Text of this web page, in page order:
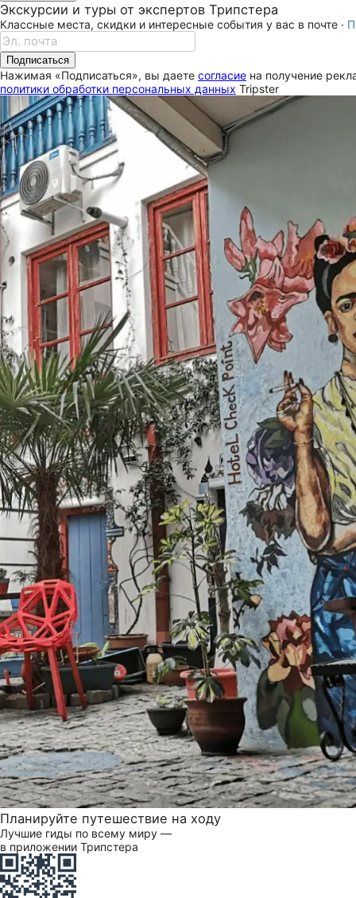
Экскурсии и туры от экспертов Трипстера
Классные места, скидки и интересные события у вас в почте ·
Подписаться
Нажимая «Подписаться», вы даете согласие на получение
политики обработки персональных данных Tripster
Планируйте путешествие на ходу
Лучшие гиды по всему миру —
в приложении Трипстера